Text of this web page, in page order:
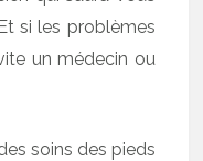
si les problèmes
un médecin ou
soins des pieds